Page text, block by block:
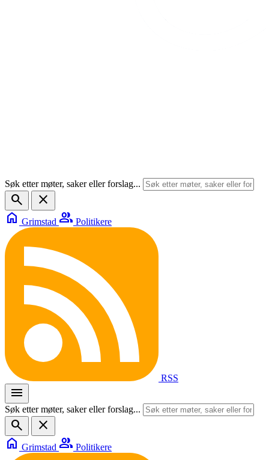
Søk etter møter, saker eller forslag...
search
close
home Grimstad group Politikere
RSS
menu
Søk etter møter, saker eller forslag...
search
close
home Grimstad group Politikere